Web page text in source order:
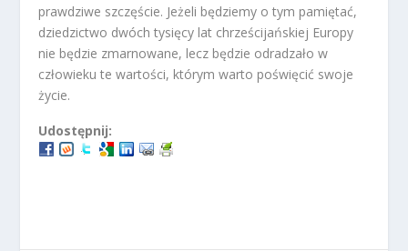
prawdziwe szczęście. Jeżeli będziemy o tym pamiętać,
dziedzictwo dwóch tysięcy lat chrześcijańskiej Europy
nie będzie zmarnowane, lecz będzie odradzało w
człowieku te wartości, którym warto poświęcić swoje
życie.
Udostępnij: